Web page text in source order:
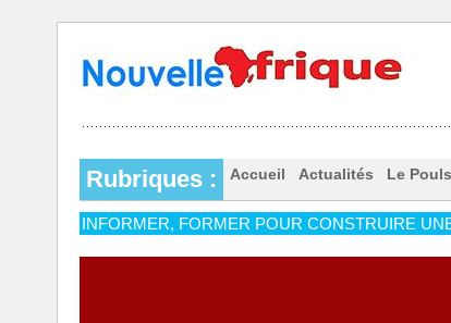
Rubriques : Accueil Actualités Le
INFORMER, FORMER POUR CONSTRUIRE